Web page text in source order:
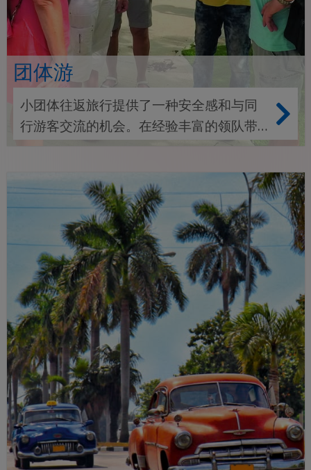
团体游
小团体往返旅行提供了一种安全感和与同
行游客交流的机会。在经验丰富的领队带
领下，与志同道合的游客一起探索这座岛